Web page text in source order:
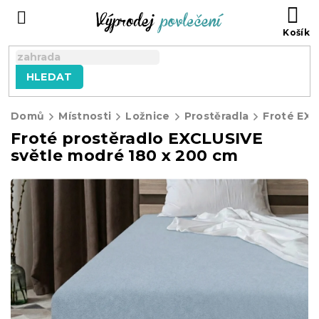
HLEDAT
Domů Místnosti Ložnice Prostěradla Froté
Froté prostěradlo EXCLUSIVE
světle modré 180 x 200 cm